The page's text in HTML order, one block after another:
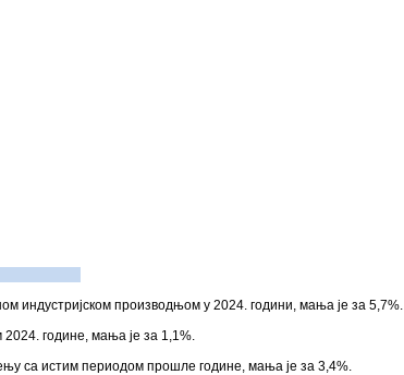
индустријском производњом у 2024. години, мања је за 5,7%.
године, мања је за 1,1%.
са истим периодом прошле године, мања је за 3,4%.